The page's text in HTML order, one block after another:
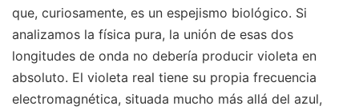
que, curiosamente, es un espejismo biológico. Si
analizamos la física pura, la unión de esas dos
longitudes de onda no debería producir violeta en
absoluto. El violeta real tiene su propia frecuencia
electromagnética, situada mucho más allá del azul,